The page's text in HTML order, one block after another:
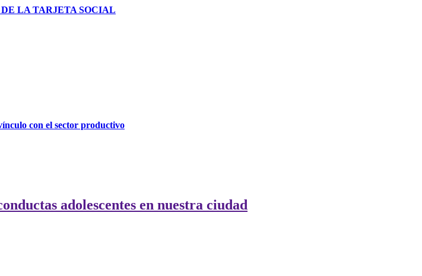
LA TARJETA SOCIAL
con el sector productivo
adolescentes en nuestra ciudad